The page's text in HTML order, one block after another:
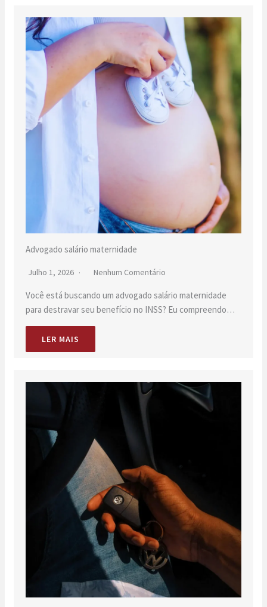
Advogado salário maternidade
Julho 1, 2026 Nenhum Comentário
Você está buscando um advogado salário maternidade
para destravar seu benefício no INSS? Eu compreendo…
LER MAIS